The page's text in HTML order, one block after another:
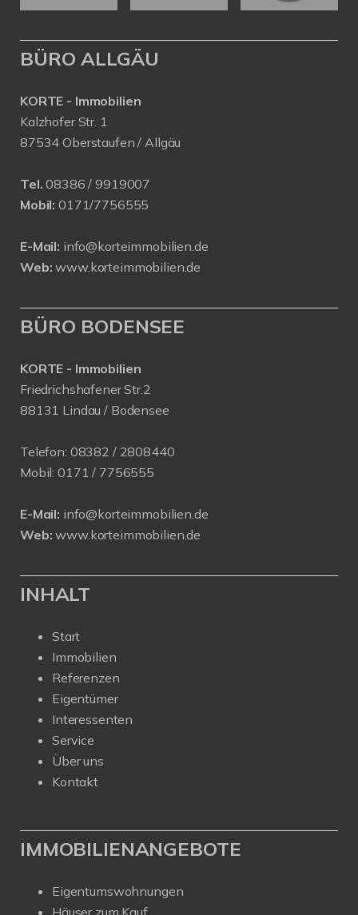
BÜRO ALLGÄU
KORTE - Immobilien
Kalzhofer Str. 1
87534 Oberstaufen / Allgäu
Tel. 08386 / 9919007
Mobil: 0171/7756555
E-Mail: info@korteimmobilien.de
Web: www.korteimmobilien.de
BÜRO BODENSEE
KORTE - Immobilien
Friedrichshafener Str.2
88131 Lindau / Bodensee
Telefon: 08382 / 2808440
Mobil: 0171 / 7756555
E-Mail: info@korteimmobilien.de
Web: www.korteimmobilien.de
INHALT
Start
Immobilien
Referenzen
Eigentümer
Interessenten
Service
Über uns
Kontakt
IMMOBILIENANGEBOTE
Eigentumswohnungen
Häuser zum Kauf